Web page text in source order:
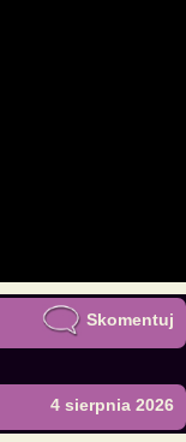
Skomentuj
4 sierpnia 2026